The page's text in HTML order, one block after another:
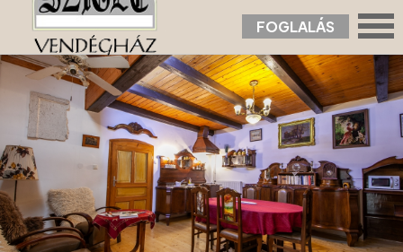
FOGLALÁS
Nyitólap › Apartmanok › II. Apartman (nappalis, galériás, 2 szobás)